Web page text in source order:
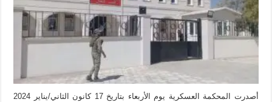
أصدرت المحكمة العسكرية يوم الأربعاء بتاريخ 17 كانون الثاني/يناير 2024